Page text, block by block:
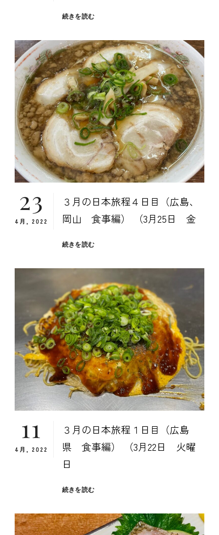
続きを読む３
日
本
旅
程
（広
島、
岡
山
旅
行）
の
ま
と
め、
意
23
4月, 2022
３月の日本旅程４日目（広島、
岡山 食事編） （3月25日 金
続きを読む３
本
旅
程
４
日
目
（広
島、
岡
山
食
事
編）
11
4月, 2022
３月の日本旅程１日目（広島
県 食事編） （3月22日 火曜
日
続きを読む３
日
本